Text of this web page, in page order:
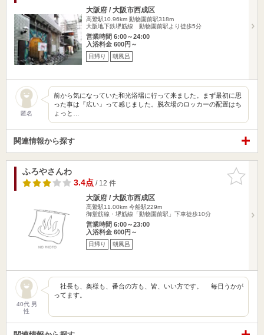
大阪府 / 大阪市西成区
高鷲駅10.96km 動物園前駅318m
大阪地下鉄堺筋線 動物園前駅より徒歩5分
営業時間 6:00～24:00
入浴料金 600円～
日帰り 朝風呂
匿名
前から気になっていた和光浴場に行って来ました。まず最初に思
った事は『広い』って感じました。脱衣場のロッカーの配置はち
ょっと…
関連情報から探す
お気に入
りに追加
ふろやさんわ
3.4点/ 12 件
大阪府 / 大阪市西成区
高鷲駅11.00km 今船駅229m
御堂筋線・堺筋線「動物園前駅」下車徒歩10分
営業時間 6:00～23:00
入浴料金 600円～
日帰り 朝風呂
40代 男
性
社長も、奥様も、番台の方も、皆、いい方です。 毎日うかが
ってます。